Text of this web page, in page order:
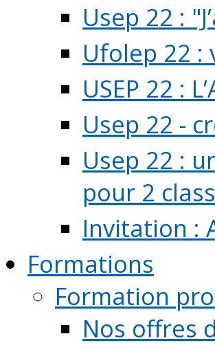
Usep 22 :
Ufolep 22 :
USEP 22 :
Usep 22 -
Usep 22 :
pour 2
Invitation :
Formations
Formation
Nos offres